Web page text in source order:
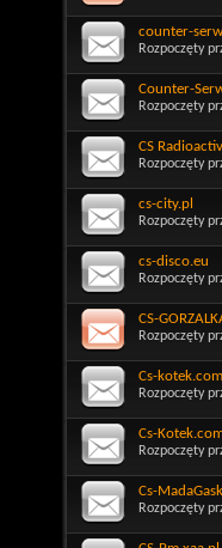
counter-
Rozpoczęty
Counter-
Rozpoczęty
CS
Rozpoczęty
cs-city.pl
Rozpoczęty
cs-disco.eu
Rozpoczęty
CS-
Rozpoczęty
Cs-
Rozpoczęty
Cs-
Rozpoczęty
Cs-
Rozpoczęty